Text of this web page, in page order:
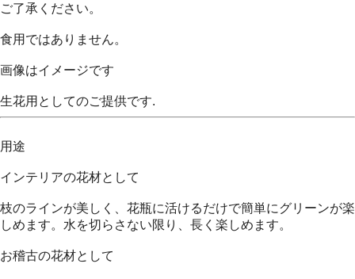
ご了承ください。
食用ではありません。
画像はイメージです
生花用としてのご提供です.
用途
インテリアの花材として
枝のラインが美しく、花瓶に活けるだけで簡単にグリーンが楽
しめます。水を切らさない限り、長く楽しめます。
お稽古の花材として